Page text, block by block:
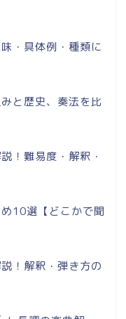
・具体例・種類に
と歴史、奏法を比
！難易度・解釈・
10選【どこかで聞
！解釈・弾き方の